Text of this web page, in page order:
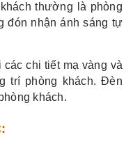
thường là phòng
đón nhận ánh sáng tự
chi tiết mạ vàng và
trí phòng khách. Đèn
khách.